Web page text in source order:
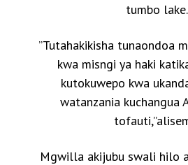
tumbo lake.
”Tutahakikisha tunaondoa
kwa misngi ya haki
kutokuwepo kwa
watanzania kuchangua
Mgwilla akijubu swali hilo